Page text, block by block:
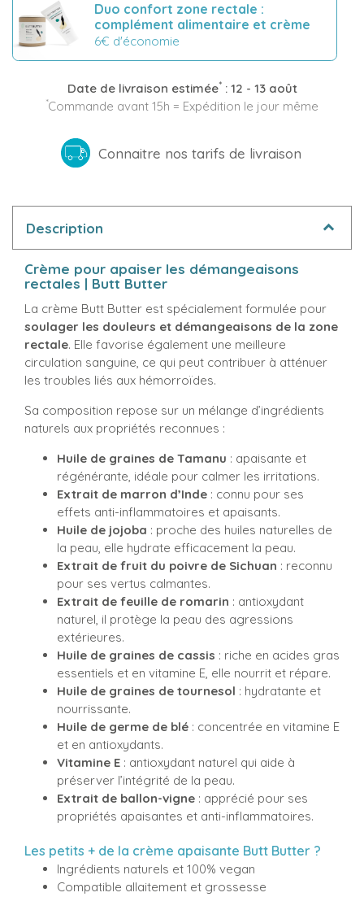
Duo confort zone rectale :
complément alimentaire et crème
6€ d'économie
Date de livraison estimée*: 12 - 13 août
*Commande avant 15h = Expédition le jour même
Connaitre nos tarifs de livraison
Description
Crème pour apaiser les démangeaisons
rectales | Butt Butter
La crème Butt Butter est spécialement formulée pour
soulager les douleurs et démangeaisons de la zone
rectale. Elle favorise également une meilleure
circulation sanguine, ce qui peut contribuer à atténuer
les troubles liés aux hémorroïdes.
Sa composition repose sur un mélange d’ingrédients
naturels aux propriétés reconnues :
Huile de graines de Tamanu : apaisante et
régénérante, idéale pour calmer les irritations.
Extrait de marron d’Inde : connu pour ses
effets anti-inflammatoires et apaisants.
Huile de jojoba : proche des huiles naturelles de
la peau, elle hydrate efficacement la peau.
Extrait de fruit du poivre de Sichuan : reconnu
pour ses vertus calmantes.
Extrait de feuille de romarin : antioxydant
naturel, il protège la peau des agressions
extérieures.
Huile de graines de cassis : riche en acides gras
essentiels et en vitamine E, elle nourrit et répare.
Huile de graines de tournesol : hydratante et
nourrissante.
Huile de germe de blé : concentrée en vitamine E
et en antioxydants.
Vitamine E : antioxydant naturel qui aide à
préserver l’intégrité de la peau.
Extrait de ballon-vigne : apprécié pour ses
propriétés apaisantes et anti-inflammatoires.
Les petits + de la crème apaisante Butt Butter ?
Ingrédients naturels et 100% vegan
Compatible allaitement et grossesse